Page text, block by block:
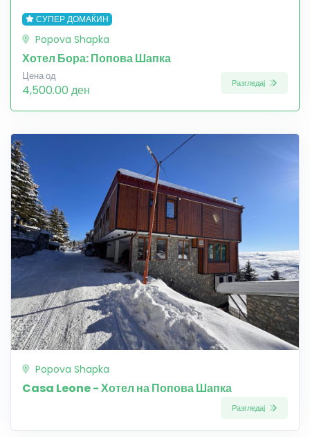
СУПЕР ДОМАЌИН
Popova Shapka
Хотел Бора: Попова Шапка
Цена од
4,500.00 ден Разгледај
Popova Shapka
Casa Leone - Хотел на Попова Шапка
Разгледај